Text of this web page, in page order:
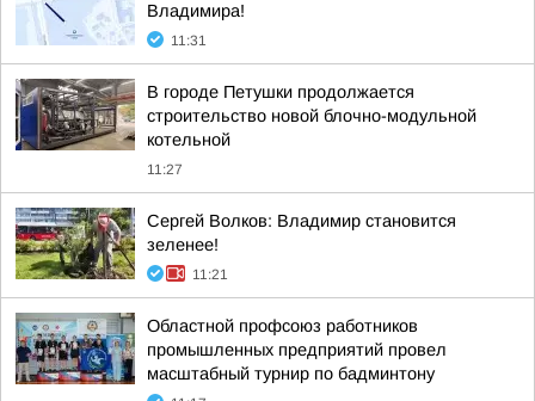
Владимира!
11:31
В городе Петушки продолжается
строительство новой блочно-модульной
котельной
11:27
Сергей Волков: Владимир становится
зеленее!
11:21
Областной профсоюз работников
промышленных предприятий провел
масштабный турнир по бадминтону